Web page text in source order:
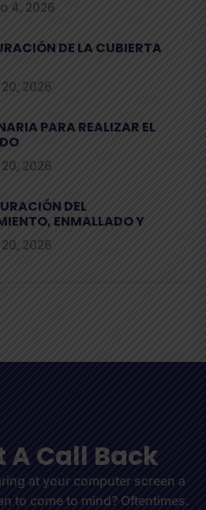
4, 2026
DE LA CUBIERTA
2026
PARA REALIZAR EL
2026
DEL
ENMALLADO Y
2026
A Call Back
at your computer screen a
to come to mind? Oftentimes.